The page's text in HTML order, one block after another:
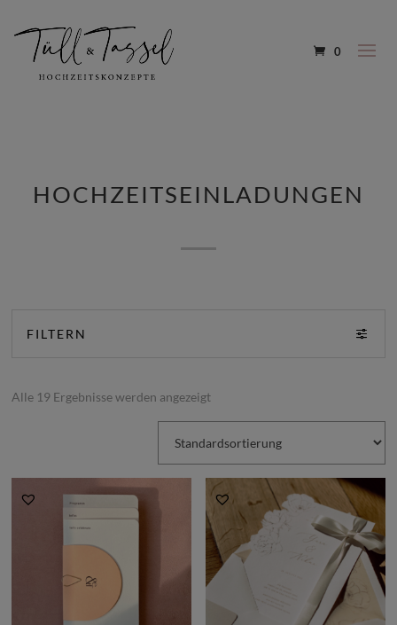
0
HOCHZEITSEINLADUNGEN
FILTERN
Alle 19 Ergebnisse werden angezeigt